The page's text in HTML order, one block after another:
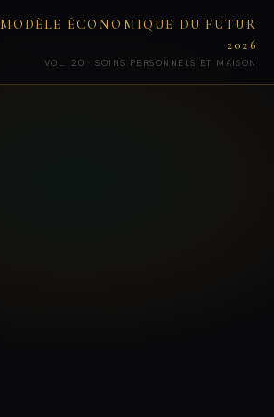
MODÈLE ÉCONOMIQUE DU FUTUR
2026
VOL. 20 · SOINS PERSONNELS ET MAISON